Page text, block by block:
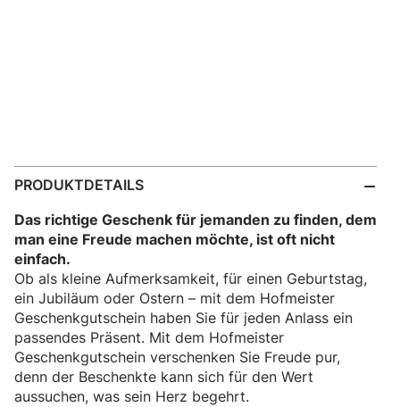
PRODUKTDETAILS
Das richtige Geschenk für jemanden zu finden, dem
man eine Freude machen möchte, ist oft nicht
einfach.
Ob als kleine Aufmerksamkeit, für einen Geburtstag,
ein Jubiläum oder Ostern – mit dem Hofmeister
Geschenkgutschein haben Sie für jeden Anlass ein
passendes Präsent. Mit dem Hofmeister
Geschenkgutschein verschenken Sie Freude pur,
denn der Beschenkte kann sich für den Wert
aussuchen, was sein Herz begehrt.